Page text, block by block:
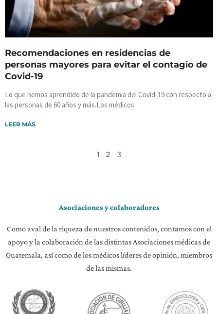
Recomendaciones en residencias de
personas mayores para evitar el contagio de
Covid-19
Lo que hemos aprendido de la pandemia del Covid-19 con respecto a
las personas de 60 años y más.Los médicos
LEER MÁS
1 2 3
Asociaciones y colaboradores
Como aval de la riqueza de nuestros contenidos, contamos con el
apoyo y la colaboración de las distintas Asociaciones médicas de
Guatemala, así como de los médicos líderes de opinión, miembros
de las mismas.